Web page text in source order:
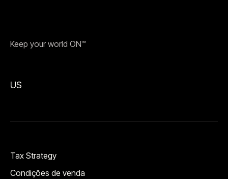
Keep your world ON™
US
Tax Strategy
Condições de venda